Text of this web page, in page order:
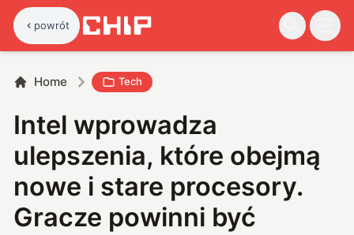
powrót
Home Tech
Intel wprowadza
ulepszenia, które obejmą
nowe i stare procesory.
Gracze powinni być